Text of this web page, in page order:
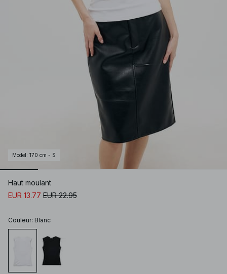
Model : 170 cm - S
Haut moulant
EUR 13.77 EUR 22.95
Couleur: Blanc